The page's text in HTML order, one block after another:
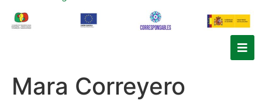
Mara Correyero